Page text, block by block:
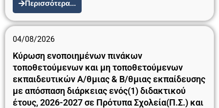
Περισσότερα...
04/08/2026
Κύρωση ενοποιημένων πινάκων
τοποθετούμενων και μη τοποθετούμενων
εκπαιδευτικών Α/θμιας & Β/θμιας εκπαίδευσης
με απόσπαση διάρκειας ενός(1) διδακτικού
έτους, 2026-2027 σε Πρότυπα Σχολεία(Π.Σ.) και